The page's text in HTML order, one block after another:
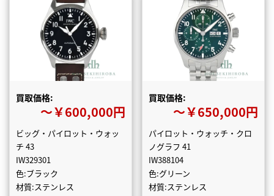
買取価格:
〜￥600,000円
ビッグ・パイロット・ウォッ
チ 43
IW329301
色:ブラック
材質:ステンレス
買取価格:
〜￥650,000円
パイロット・ウォッチ・クロ
ノグラフ 41
IW388104
色:グリーン
材質:ステンレス